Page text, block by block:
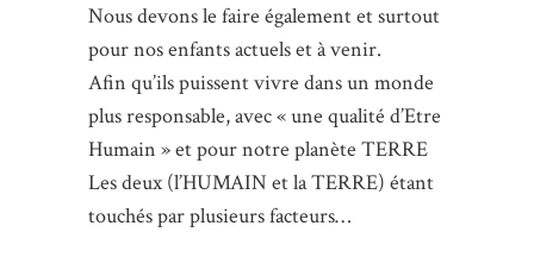
Nous devons le faire également et surtout
pour nos enfants actuels et à venir.
Afin qu’ils puissent vivre dans un monde
plus responsable, avec « une qualité d’Etre
Humain » et pour notre planète TERRE
Les deux (l’HUMAIN et la TERRE) étant
touchés par plusieurs facteurs…